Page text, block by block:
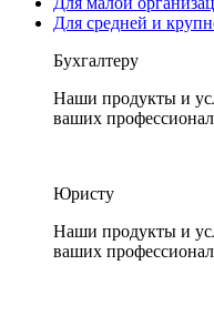
Для средней и
Бухгалтеру
Наши продукты и
ваших
Юристу
Наши продукты и
ваших